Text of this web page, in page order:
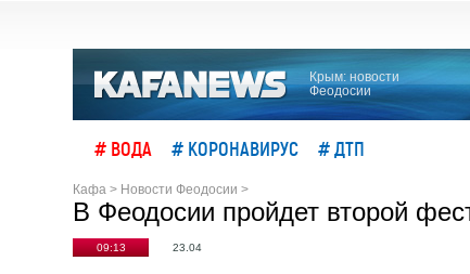
Крым: новости
Феодосии
# ВОДА # КОРОНАВИРУС # ДТП
Кафа > Новости Феодосии >
В Феодосии пройдет второй
09:13 23.04